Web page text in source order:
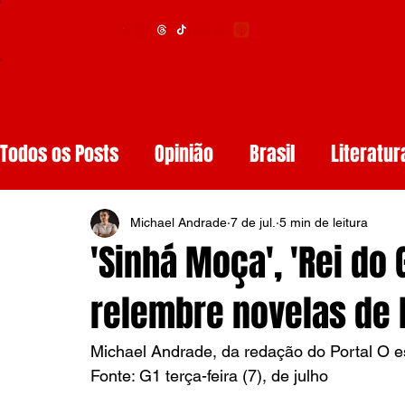
Todos os Posts Opinião Brasil
Educação Segurança Obituários
Resenhas de Livros Inteligência
Diários de Leitura Reviews Copa do
'Sinhá Moça', 'Rei do
relembre novelas de
Michael Andrade 7 de jul. 5 min de leitura
Michael Andrade, da redação do Portal O
Fonte: G1 terça-feira (7), de julho